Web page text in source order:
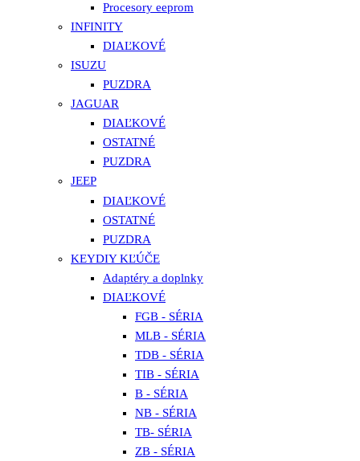
Procesory eeprom
INFINITY
DIAĽKOVÉ
ISUZU
PUZDRA
JAGUAR
DIAĽKOVÉ
OSTATNÉ
PUZDRA
JEEP
DIAĽKOVÉ
OSTATNÉ
PUZDRA
KEYDIY KĽÚČE
Adaptéry a doplnky
DIAĽKOVÉ
FGB - SÉRIA
MLB - SÉRIA
TDB - SÉRIA
TIB - SÉRIA
B - SÉRIA
NB - SÉRIA
TB- SÉRIA
ZB - SÉRIA